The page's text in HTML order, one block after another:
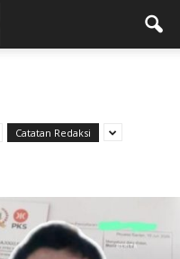
Catatan Redaksi